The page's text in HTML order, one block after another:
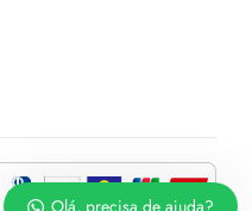
Olá, precisa de ajuda?